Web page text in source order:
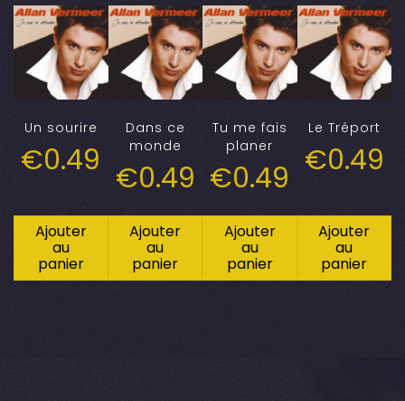
Un sourire
€0.49
Ajouter
au
panier
Dans ce
monde
€0.49
Ajouter
au
panier
Tu me fais
planer
€0.49
Ajouter
au
panier
Le Tréport
€0.49
Ajouter
au
panier